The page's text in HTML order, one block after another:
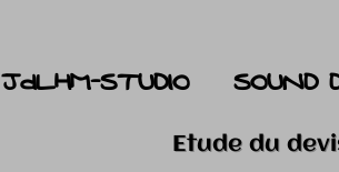
JdLHM-STUDIO SOUND
Etude du